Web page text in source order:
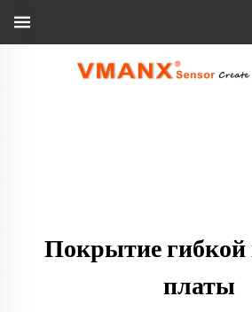
Покрытие гибкой
платы